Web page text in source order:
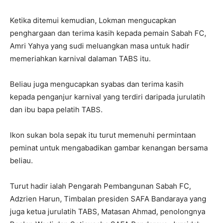
Ketika ditemui kemudian, Lokman mengucapkan
penghargaan dan terima kasih kepada pemain Sabah FC,
Amri Yahya yang sudi meluangkan masa untuk hadir
memeriahkan karnival dalaman TABS itu.
Beliau juga mengucapkan syabas dan terima kasih
kepada penganjur karnival yang terdiri daripada jurulatih
dan ibu bapa pelatih TABS.
Ikon sukan bola sepak itu turut memenuhi permintaan
peminat untuk mengabadikan gambar kenangan bersama
beliau.
Turut hadir ialah Pengarah Pembangunan Sabah FC,
Adzrien Harun, Timbalan presiden SAFA Bandaraya yang
juga ketua jurulatih TABS, Matasan Ahmad, penolongnya